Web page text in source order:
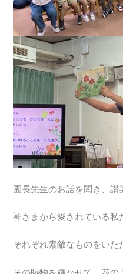
園長先生のお話を聞き、讃
神さまから愛されている私
それぞれ素敵なものをいた